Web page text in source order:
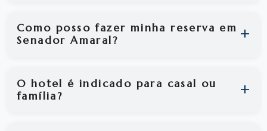
Como posso fazer minha reserva em
Senador Amaral?
O hotel é indicado para casal ou
família?